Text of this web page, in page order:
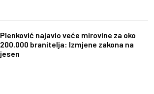
Plenković najavio veće mirovine za oko
200.000 branitelja: Izmjene zakona na
jesen